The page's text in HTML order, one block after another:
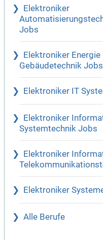
Elektroniker
Jobs
Elektroniker Energie
Gebäudetechnik Jobs
Elektroniker IT
Elektroniker
Systemtechnik Jobs
Elektroniker
Elektroniker
Alle Berufe